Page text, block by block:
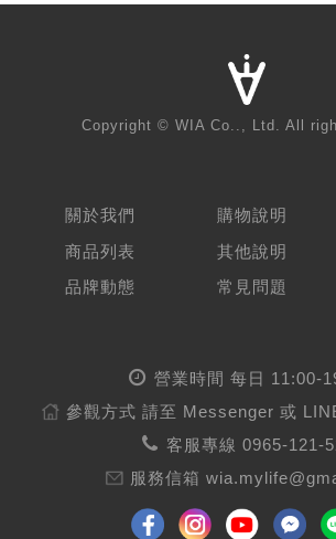
Copyright © WIA Co.., Ltd. All
關於我們
商品列表
品牌動態
購物說明
其他說明
常見問題
營業時間 每日 11:00-
參觀方式 請至 Messenger 或
客服專線 0965-121-
服務信箱